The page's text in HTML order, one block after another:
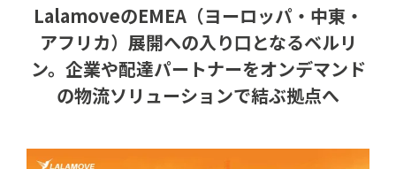
LalamoveのEMEA（ヨーロッパ・中東・
アフリカ）展開への入り口となるベルリ
ン。企業や配達パートナーをオンデマンド
の物流ソリューションで結ぶ拠点へ